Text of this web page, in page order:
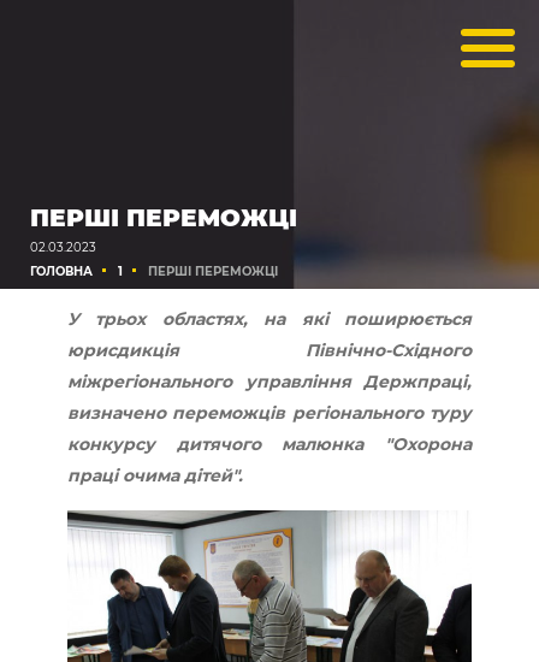
ПЕРШІ ПЕРЕМОЖЦІ
02.03.2023
ГОЛОВНА
1 ПЕРШІ ПЕРЕМОЖЦІ
У трьох областях, на які поширюється
юрисдикція Північно-Східного
міжрегіонального управління Держпраці,
визначено переможців регіонального туру
конкурсу дитячого малюнка "Охорона
праці очима дітей".